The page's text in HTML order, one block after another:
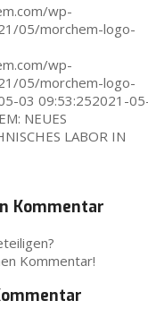
wp-
05/morchem-logo-
wp-
05/morchem-logo-
03 09:53:252021-
NEUES
LABOR IN
Kommentar
Kommentar!